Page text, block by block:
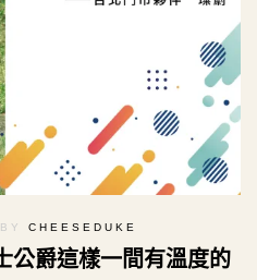
CHEESEDUKE
公爵這樣一間有溫度的